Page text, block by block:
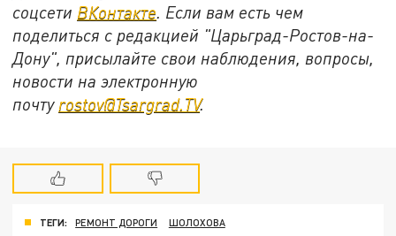
соцсети ВКонтакте . Если вам есть чем
поделиться с редакцией "Царьград-Ростов-на-
Дону", присылайте свои наблюдения, вопросы,
новости на электронную
почту rostov@Tsargrad.ТV.
ТЕГИ: РЕМОНТ ДОРОГИ ШОЛОХОВА